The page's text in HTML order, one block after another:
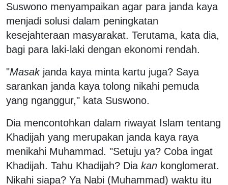
Suswono menyampaikan agar para janda kaya
menjadi solusi dalam peningkatan
kesejahteraan masyarakat. Terutama, kata dia,
bagi para laki-laki dengan ekonomi rendah.
"Masakjanda kaya minta kartu juga? Saya
sarankan janda kaya tolong nikahi pemuda
yang nganggur," kata Suswono.
Dia mencontohkan dalam riwayat Islam tentang
Khadijah yang merupakan janda kaya raya
menikahi Muhammad. "Setuju ya? Coba ingat
Khadijah. Tahu Khadijah? Dia kan konglomerat.
Nikahi siapa? Ya Nabi (Muhammad) waktu itu